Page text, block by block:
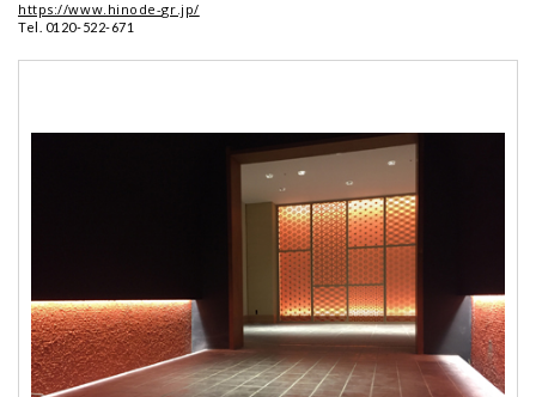
https://www.hinode-gr.jp/
Tel. 0120-522-671